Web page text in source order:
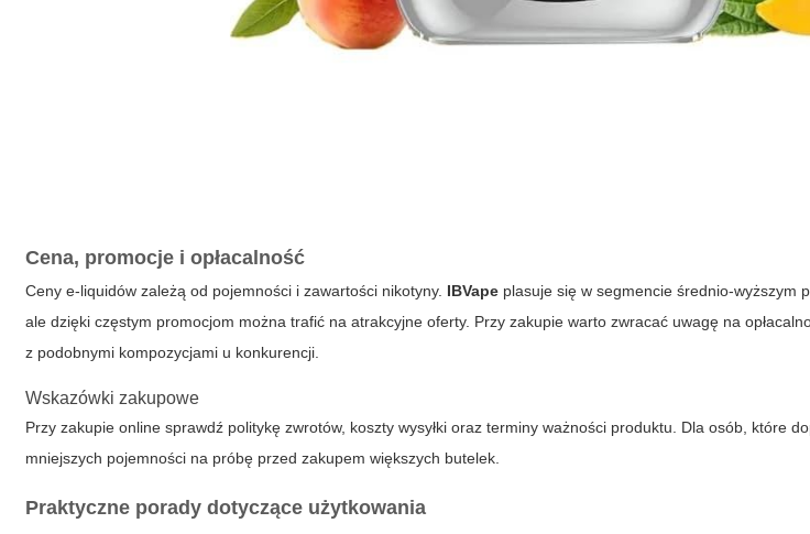
Cena, promocje i opłacalność
Ceny e-liquidów zależą od pojemności i zawartości nikotyny. IBVape plasuje się w segmencie średnio-wyższym
ale dzięki częstym promocjom można trafić na atrakcyjne oferty. Przy zakupie warto zwracać uwagę na
z podobnymi kompozycjami u konkurencji.
Wskazówki zakupowe
Przy zakupie online sprawdź politykę zwrotów, koszty wysyłki oraz terminy ważności produktu. Dla osób, które
mniejszych pojemności na próbę przed zakupem większych butelek.
Praktyczne porady dotyczące użytkowania